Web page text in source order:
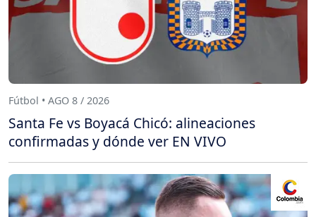
Fútbol • AGO 8 / 2026
Santa Fe vs Boyacá Chicó: alineaciones
confirmadas y dónde ver EN VIVO